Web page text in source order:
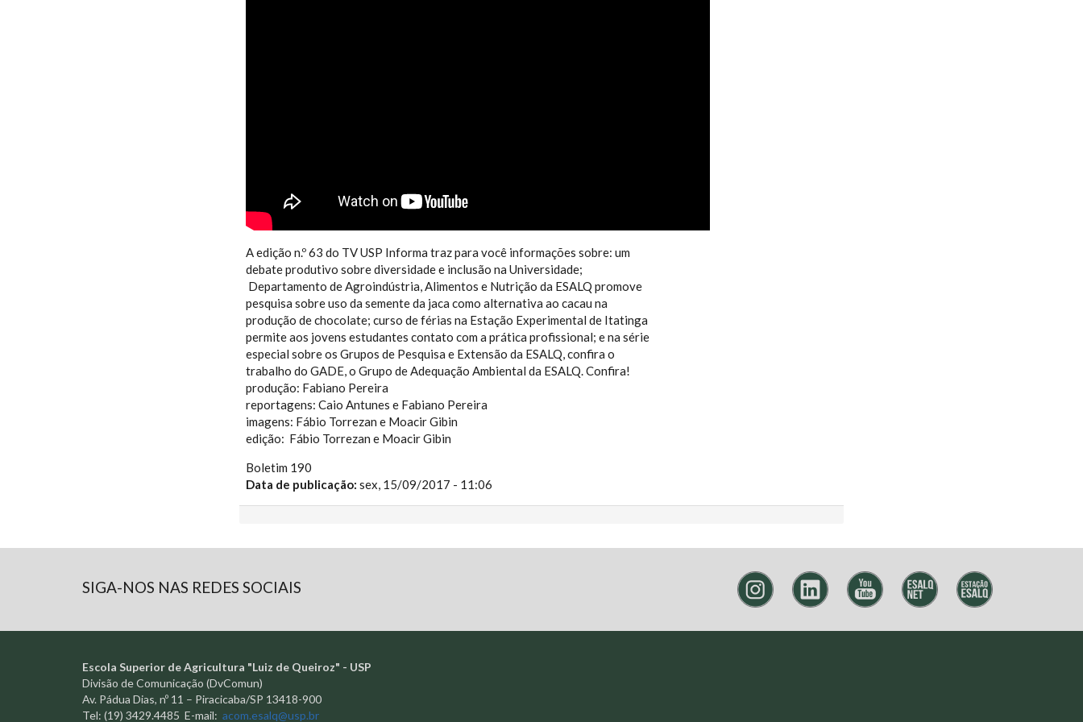
A edição n.º 63 do TV USP Informa traz para você informações sobre: um
debate produtivo sobre diversidade e inclusão na Universidade;
Departamento de Agroindústria, Alimentos e Nutrição da ESALQ promove
pesquisa sobre uso da semente da jaca como alternativa ao cacau na
produção de chocolate; curso de férias na Estação Experimental de Itatinga
permite aos jovens estudantes contato com a prática profissional; e na série
especial sobre os Grupos de Pesquisa e Extensão da ESALQ, confira o
trabalho do GADE, o Grupo de Adequação Ambiental da ESALQ. Confira!
produção: Fabiano Pereira
reportagens: Caio Antunes e Fabiano Pereira
imagens: Fábio Torrezan e Moacir Gibin
edição: Fábio Torrezan e Moacir Gibin
Boletim 190
Data de publicação: sex, 15/09/2017 - 11:06
SIGA-NOS NAS REDES SOCIAIS
Escola Superior de Agricultura "Luiz de Queiroz" - USP
Divisão de Comunicação (DvComun)
Av. Pádua Dias, nº 11 – Piracicaba/SP 13418-900
Tel: (19) 3429.4485 E-mail: acom.esalq@usp.br